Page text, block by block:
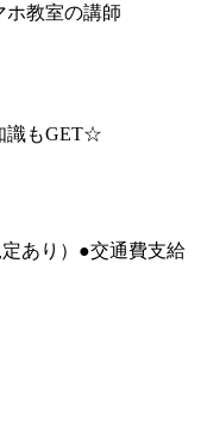
ホ教室の講師
識もGET☆
あり）●交通費支給